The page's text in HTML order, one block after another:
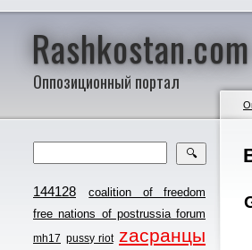
Rashkostan.com
Оппозиционный портал
🔍
144128
coalition of freedom
free nations of postrussia forum
mh17 pussy riot zасранцы